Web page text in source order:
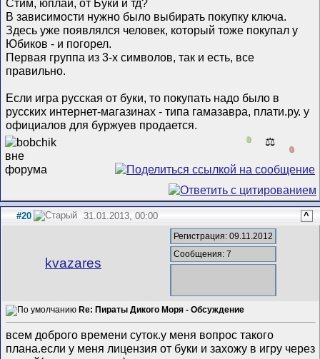
Стим, юплай, от Буки и тд?
В зависимости нужно было выбирать покупку ключа.
Здесь уже появлялся человек, который тоже покупал у
Юбиков - и погорел.
Первая группа из 3-х символов, так и есть, все
правильно.
Если игра русская от буки, то покупать надо было в
русских интернет-магазинах - типа гамазавра, плати.ру. у
официалов для буржуев продается.
0 ⚖️
0
#20 31.01.2013, 00:00 ^
kvazares
Регистрация: 09.11.2012
Сообщения: 7
Re: Пираты Дикого Моря - Обсуждение
всем доброго времени суток.у меня вопрос такого
плана.если у меня лицензия от буки и захожу в игру через